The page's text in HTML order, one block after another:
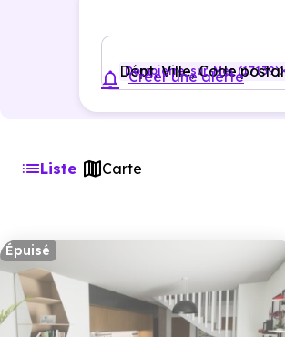
Dépt, Ville, Code postal
Dompierre-sur-Mer (17139)
Créer une alerte
Liste Carte
Épuisé